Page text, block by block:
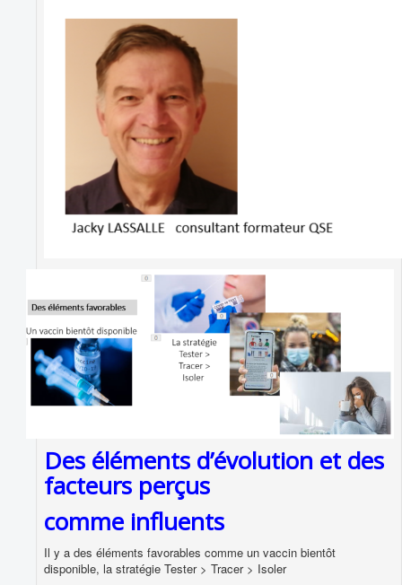
Des éléments d’évolution et des
facteurs perçus
comme influents
Il y a des éléments favorables comme un vaccin bientôt
disponible, la stratégie Tester > Tracer > Isoler